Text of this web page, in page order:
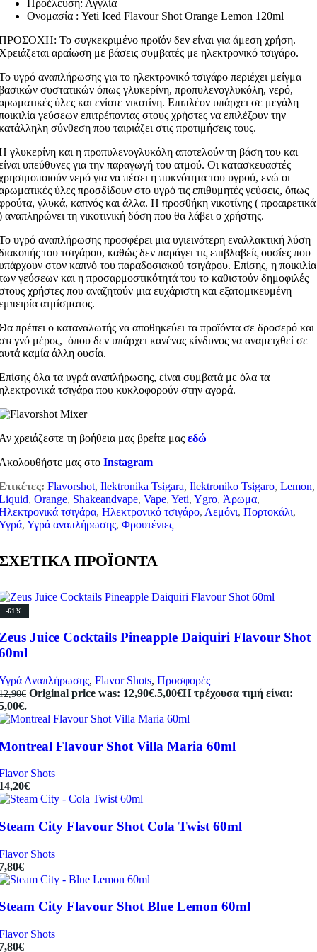
Προέλευση: Αγγλία
Ονομασία : Yeti Iced Flavour Shot Orange Lemon 120ml
Το συγκεκριμένο προϊόν δεν είναι για άμεση χρήση.
αραίωση με βάσεις συμβατές με ηλεκτρονικό τσιγάρο.
υγρό αναπλήρωσης για το ηλεκτρονικό τσιγάρο περιέχει μείγμα
συστατικών όπως γλυκερίνη, προπυλενογλυκόλη, νερό,
ύλες και ενίοτε νικοτίνη. Επιπλέον υπάρχει σε μεγάλη
γεύσεων επιτρέποντας στους χρήστες να επιλέξουν την
σύνθεση που ταιριάζει στις προτιμήσεις τους.
γλυκερίνη και η προπυλενογλυκόλη αποτελούν τη βάση του και
υπεύθυνες για την παραγωγή του ατμού. Οι κατασκευαστές
νερό για να πέσει η πυκνότητα του υγρού, ενώ οι
ύλες προσδίδουν στο υγρό τις επιθυμητές γεύσεις, όπως
γλυκά, καπνός και άλλα. Η προσθήκη νικοτίνης ( προαιρετικά
αναπληρώνει τη νικοτινική δόση που θα λάβει ο χρήστης.
υγρό αναπλήρωσης προσφέρει μια υγιεινότερη εναλλακτική λύση
του τσιγάρου, καθώς δεν παράγει τις επιβλαβείς ουσίες που
στον καπνό του παραδοσιακού τσιγάρου. Επίσης, η ποικιλία
γεύσεων και η προσαρμοστικότητά του το καθιστούν δημοφιλές
χρήστες που αναζητούν μια ευχάριστη και εξατομικευμένη
ατμίσματος.
πρέπει ο καταναλωτής να αποθηκεύει τα προϊόντα σε δροσερό και
μέρος, όπου δεν υπάρχει κανένας κίνδυνος να αναμειχθεί σε
καμία άλλη ουσία.
όλα τα υγρά αναπλήρωσης, είναι συμβατά με όλα τα
τσιγάρα που κυκλοφορούν στην αγορά.
χρειάζεστε τη βοήθεια μας βρείτε μας εδώ
μας στο Instagram
Flavorshot, Ilektronika Tsigara, Ilektroniko Tsigaro, Lemon,
, Orange, Shakeandvape, Vape, Yeti, Ygro, Άρωμα,
τσιγάρα, Ηλεκτρονικό τσιγάρο, Λεμόνι, Πορτοκάλι,
, Υγρά αναπλήρωσης, Φρουτένιες
ΠΡΟΪΟΝΤΑ
-61%
Juice Cocktails Pineapple Daiquiri Flavour Shot
Αναπλήρωσης, Flavor Shots, Προσφορές
€ Original price was: 12,90€.5,00€Η τρέχουσα τιμή είναι:
Flavour Shot Villa Maria 60ml
Shots
€
City Flavour Shot Cola Twist 60ml
Shots
€
City Flavour Shot Blue Lemon 60ml
Shots
€